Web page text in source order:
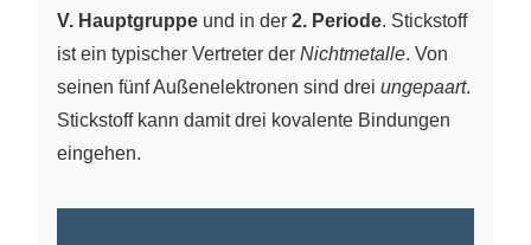
V. Hauptgruppe und in der 2. Periode. Stickstoff
ist ein typischer Vertreter der Nichtmetalle. Von
seinen fünf Außenelektronen sind drei ungepaart.
Stickstoff kann damit drei kovalente Bindungen
eingehen.